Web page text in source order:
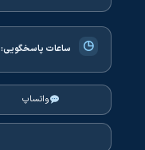
◷ ساعات پاسخگویی:
واتساپ